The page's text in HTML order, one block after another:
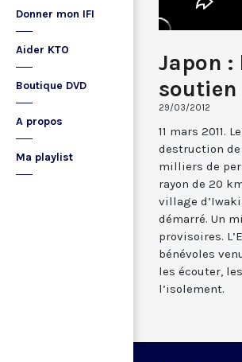
Donner mon IFI
Aider KTO
Boutique DVD
A propos
Ma playlist
Japon :
soutien
29/03/2012
11 mars 2011.
destruction
milliers de
rayon de 20
village
démarré. Un
provisoires.
bénévoles
les écouter,
l’isolement.